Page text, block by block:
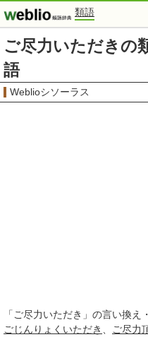
類語
ご尽力いただきの
語
Weblioシソーラス
「 ご尽力いただき 」の言い換え
ごじんりょく いただき ご尽力